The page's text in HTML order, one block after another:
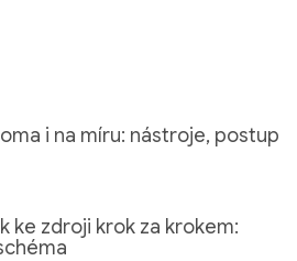
i na míru: nástroje, postup
ke zdroji krok za krokem: